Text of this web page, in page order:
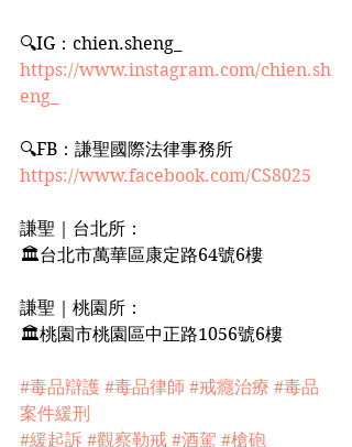
🔍IG：chien.sheng_﻿
https://www.instagram.com/chien.sh
eng_
🔍FB：謙聖國際法律事務所﻿
https://www.facebook.com/CS8025﻿
謙聖｜台北所：﻿
🏛台北市萬華區康定路64號6樓﻿
謙聖｜桃園所：﻿
🏛桃園市桃園區中正路1056號6樓﻿
#毒品辯護 #毒品律師 #戒癮治療 #毒品
案件緩刑
#緩起訴 #觀察勒戒 #酒駕 #槍砲